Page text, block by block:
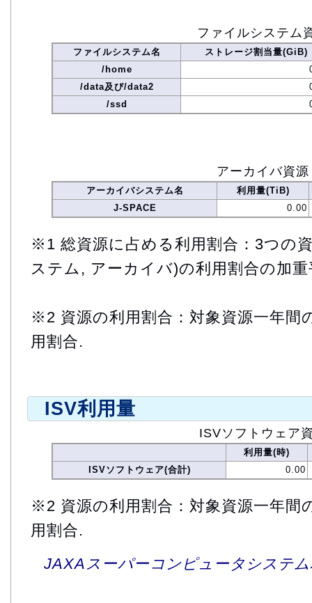
ファイルシステム
ファイルシステム名
ストレージ割当量(GiB)
/home
/data及び/data2
/ssd
アーカイバ資源
アーカイバシステム名
利用量(TiB)
J-SPACE
0.00
※1 総資源に占める利用割合：3つの
ステム, アーカイバ)の利用割合の加重
※2 資源の利用割合：対象資源一年間
用割合.
ISV利用量
ISVソフトウェア
利用量(時)
ISVソフトウェア(合計)
0.00
※2 資源の利用割合：対象資源一年間
用割合.
JAXAスーパーコンピュータシステ